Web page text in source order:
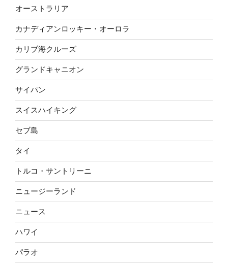
オーストラリア
カナディアンロッキー・オーロラ
カリブ海クルーズ
グランドキャニオン
サイパン
スイスハイキング
セブ島
タイ
トルコ・サントリーニ
ニュージーランド
ニュース
ハワイ
パラオ